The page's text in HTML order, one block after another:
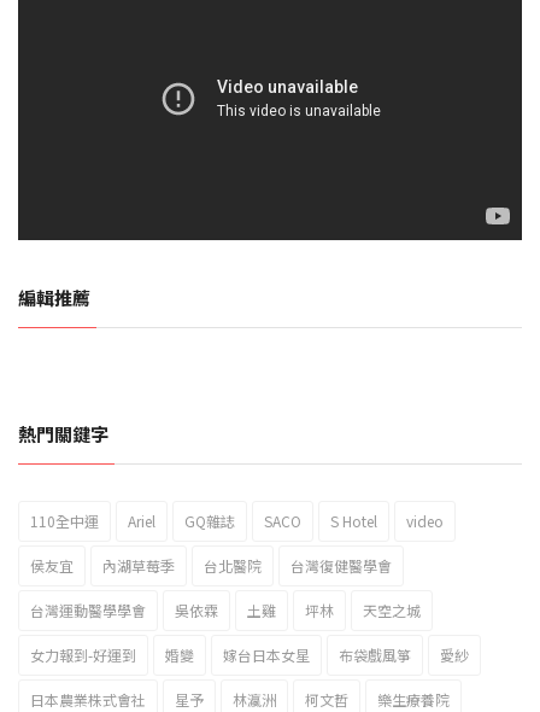
編輯推薦
2023新北市北海岸國際風箏節「風在石起」霸氣回歸
熱門關鍵字
110全中運 Ariel GQ雜誌 SACO S Hotel video
侯友宜 內湖草莓季 台北醫院 台灣復健醫學會
台灣運動醫學學會 吳依霖 土雞 坪林 天空之城
女力報到-好運到 婚變 嫁台日本女星 布袋戲風箏 愛紗
日本農業株式會社 星予 林瀛洲 柯文哲 樂生療養院